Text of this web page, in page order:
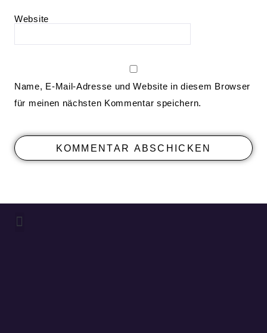
Website
Name, E-Mail-Adresse und Website in diesem Browser
für meinen nächsten Kommentar speichern.